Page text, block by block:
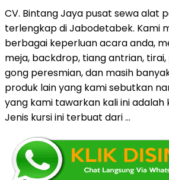
CV. Bintang Jaya pusat sewa alat
terlengkap di Jabodetabek. Kami
berbagai keperluan acara anda,
meja, backdrop, tiang antrian, tirai,
gong peresmian, dan masih
produk lain yang kami sebutkan
yang kami tawarkan kali ini adalah
Jenis kursi ini terbuat dari …